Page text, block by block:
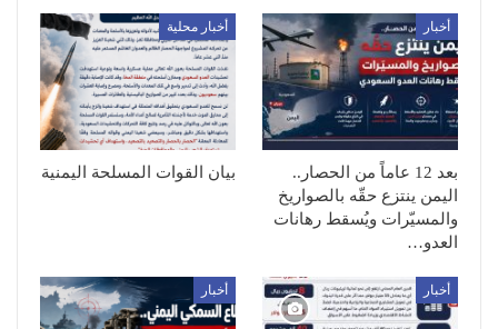
أخبار
بعد 12 عاماً من الحصار..
اليمن ينتزع حقّه بالصواريخ
والمسيّرات ويُسقط رهانات
العدو…
أخبار محلية
بيان القوات المسلحة اليمنية
أخبار أخبار